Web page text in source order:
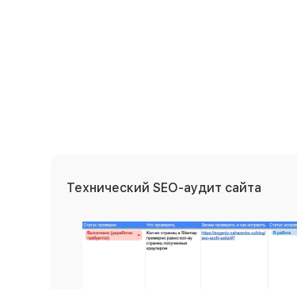
Технический SEO-аудит сайта